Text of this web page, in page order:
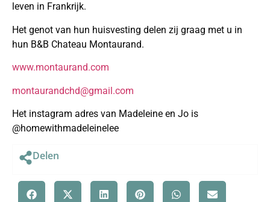
leven in Frankrijk.
Het genot van hun huisvesting delen zij graag met u in
hun B&B Chateau Montaurand.
www.montaurand.com
montaurandchd@gmail.com
Het instagram adres van Madeleine en Jo is
@homewithmadeleinelee
Delen